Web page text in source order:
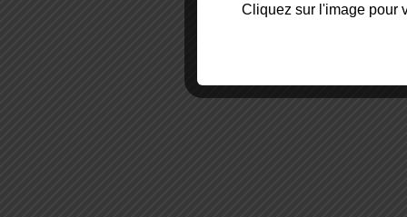
Cliquez sur l'image pour